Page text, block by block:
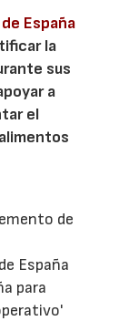
España
la
sus
a
el
de
España
para